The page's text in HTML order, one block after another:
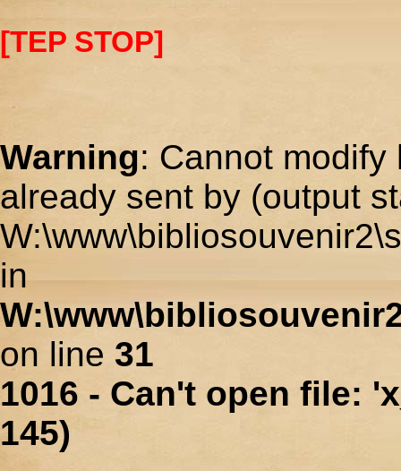
[TEP STOP]
Warning: Cannot
already sent by (output
in
on line 31
1016 - Can't open file:
145)